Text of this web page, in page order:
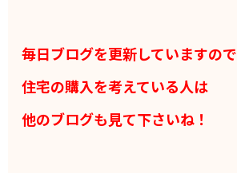
毎日ブログを更新していますので
住宅の購入を考えている人は
他のブログも見て下さいね！